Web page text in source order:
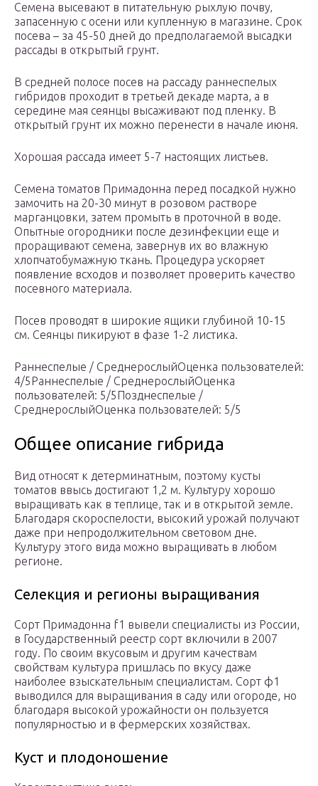
Семена высевают в питательную рыхлую почву‚
запасенную с осени или купленную в магазине. Срок
посева – за 45-50 дней до предполагаемой высадки
рассады в открытый грунт.
В средней полосе посев на рассаду раннеспелых
гибридов проходит в третьей декаде марта, а в
середине мая сеянцы высаживают под пленку. В
открытый грунт их можно перенести в начале июня.
Хорошая рассада имеет 5-7 настоящих листьев.
Семена томатов Примадонна перед посадкой нужно
замочить на 20-30 минут в розовом растворе
марганцовки, затем промыть в проточной в воде.
Опытные огородники после дезинфекции еще и
проращивают семена‚ завернув их во влажную
хлопчатобумажную ткань. Процедура ускоряет
появление всходов и позволяет проверить качество
посевного материала.
Посев проводят в широкие ящики глубиной 10-15
см. Сеянцы пикируют в фазе 1-2 листика.
Раннеспелые / СреднерослыйОценка пользователей:
4/5Раннеспелые / СреднерослыйОценка
пользователей: 5/5Позднеспелые /
СреднерослыйОценка пользователей: 5/5
Общее описание гибрида
Вид относят к детерминатным, поэтому кусты
томатов ввысь достигают 1,2 м. Культуру хорошо
выращивать как в теплице, так и в открытой земле.
Благодаря скороспелости, высокий урожай получают
даже при непродолжительном световом дне.
Культуру этого вида можно выращивать в любом
регионе.
Селекция и регионы выращивания
Сорт Примадонна f1 вывели специалисты из России,
в Государственный реестр сорт включили в 2007
году. По своим вкусовым и другим качествам
свойствам культура пришлась по вкусу даже
наиболее взыскательным специалистам. Сорт ф1
выводился для выращивания в саду или огороде, но
благодаря высокой урожайности он пользуется
популярностью и в фермерских хозяйствах.
Куст и плодоношение